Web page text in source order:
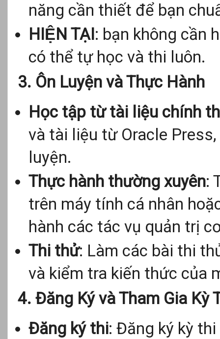
năng cần thiết để bạn
HIỆN TẠI: bạn không cần
có thể tự học và thi luôn.
3. Ôn Luyện và Thực Hành
Học tập từ tài liệu chính
và tài liệu từ Oracle
luyện.
Thực hành thường xuyên:
trên máy tính cá nhân
hành các tác vụ quản trị
Thi thử: Làm các bài thi
và kiểm tra kiến thức của
4. Đăng Ký và Tham Gia Kỳ
Đăng ký thi: Đăng ký kỳ